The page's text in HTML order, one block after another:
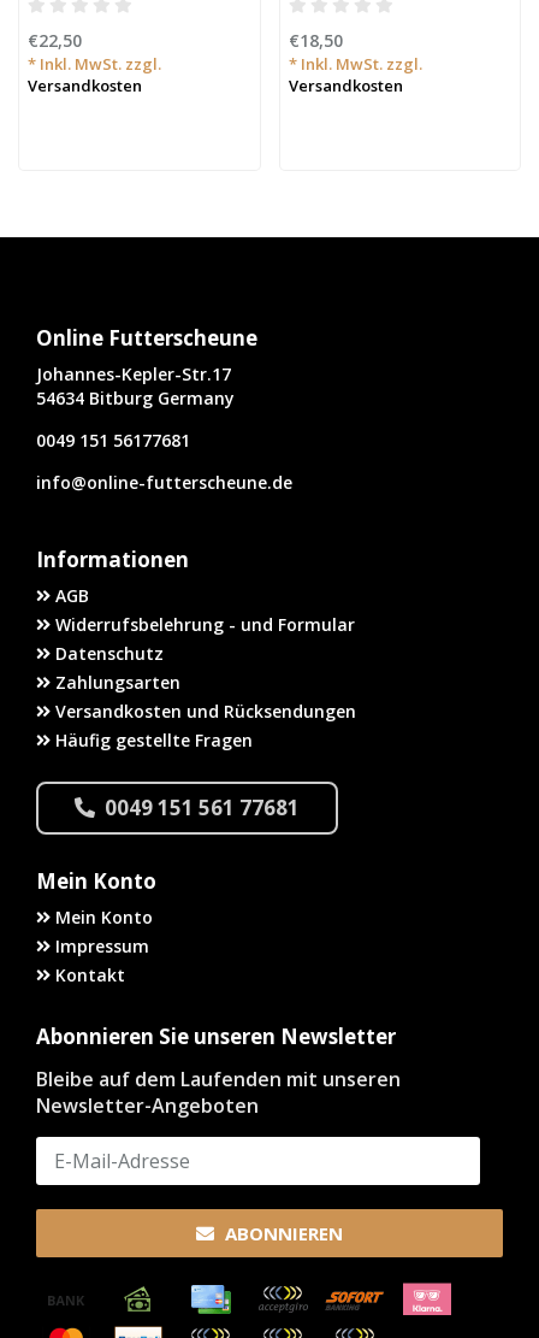
für Hunde
€22,50
* Inkl. MwSt. zzgl.
Versandkosten
€18,50
* Inkl. MwSt. zzgl.
Versandkosten
Online Futterscheune
Johannes-Kepler-Str.17
54634 Bitburg Germany
0049 151 56177681
info@online-futterscheune.de
Informationen
AGB
Widerrufsbelehrung - und Formular
Datenschutz
Zahlungsarten
Versandkosten und Rücksendungen
Häufig gestellte Fragen
0049 151 561 77681
Mein Konto
Mein Konto
Impressum
Kontakt
Abonnieren Sie unseren Newsletter
Bleibe auf dem Laufenden mit unseren
Newsletter-Angeboten
ABONNIEREN